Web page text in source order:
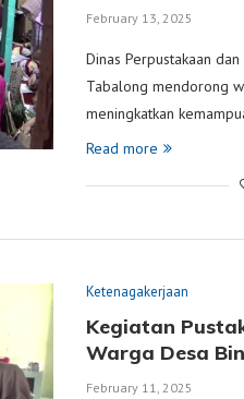
February 13, 2025
Dinas Perpustakaan
Tabalong mendorong
meningkatkan
Read more
Ketenagakerjaan
Kegiatan
Warga Desa
February 11, 2025